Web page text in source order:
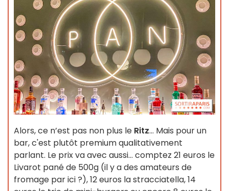
Alors, ce n’est pas non plus le Ritz... Mais pour un
bar, c'est plutôt premium qualitativement
parlant. Le prix va avec aussi... comptez 21 euros le
Livarot pané de 500g (il y a des amateurs de
fromage par ici ?), 12 euros la stracciatella, 14